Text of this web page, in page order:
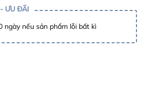
ƯU ĐÃI
ngày nếu sản phẩm lỗi bất kì